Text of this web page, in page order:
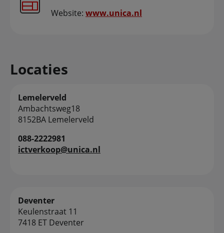
Website: www.unica.nl
Locaties
Lemelerveld
Ambachtsweg18
8152BA Lemelerveld
088-2222981
ictverkoop@unica.nl
Deventer
Keulenstraat 11
7418 ET Deventer